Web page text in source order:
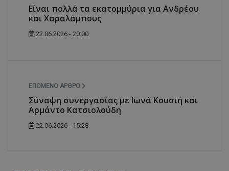
Είναι πολλά τα εκατομμύρια για Ανδρέου
και Χαραλάμπους
22.06.2026 - 20:00
ΕΠΌΜΕΝΟ ΆΡΘΡΟ
Σύναψη συνεργασίας με Ιωνά Κουσιή και
Αρμάντο Κατσιολούδη
22.06.2026 - 15:28